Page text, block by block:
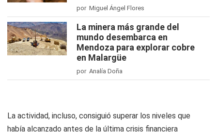
por Miguel Ángel Flores
La minera más grande del
mundo desembarca en
Mendoza para explorar cobre
en Malargüe
por Analía Doña
La actividad, incluso, consiguió superar los niveles que
había alcanzado antes de la última crisis financiera